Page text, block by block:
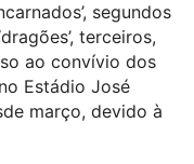
segundos
terceiros,
ao convívio dos
Estádio José
março, devido à